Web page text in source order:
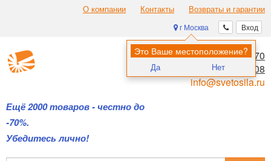
О компании Контакты Возвраты и гарантии
Вход
г Москва
Это Ваше местоположение?
Да Нет
Ещё 2000 товаров - честно до
-70%.
Убедитесь лично!
8 (495) 970-00-70
8 (800) 700-11-08
info@svetosila.ru